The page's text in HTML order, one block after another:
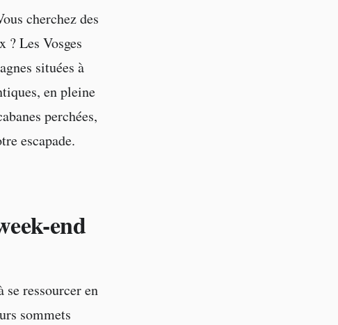
cherchez des
? Les Vosges
situées à
en pleine
perchées,
escapade.
end
ressourcer en
sommets